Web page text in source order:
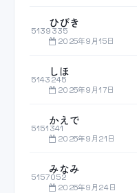
5139335
ひびき
2025年9月15日
5143245
しほ
2025年9月17日
5151341
かえで
2025年9月21日
5157052
みなみ
2025年9月24日